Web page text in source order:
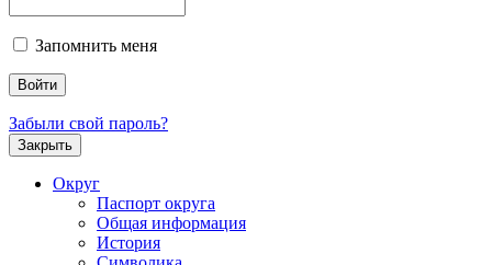
Запомнить меня
Забыли свой пароль?
Закрыть
Округ
Паспорт округа
Общая информация
История